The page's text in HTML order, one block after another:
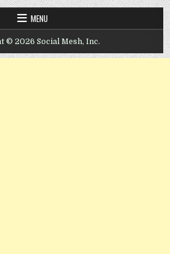
MENU
© 2026 Social Mesh, Inc.